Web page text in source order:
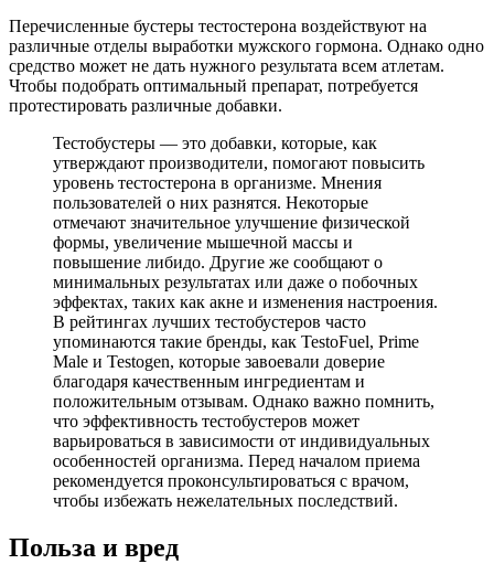
Перечисленные бустеры тестостерона воздействуют на
различные отделы выработки мужского гормона. Однако одно
средство может не дать нужного результата всем атлетам.
Чтобы подобрать оптимальный препарат, потребуется
протестировать различные добавки.
Тестобустеры — это добавки, которые, как
утверждают производители, помогают повысить
уровень тестостерона в организме. Мнения
пользователей о них разнятся. Некоторые
отмечают значительное улучшение физической
формы, увеличение мышечной массы и
повышение либидо. Другие же сообщают о
минимальных результатах или даже о побочных
эффектах, таких как акне и изменения настроения.
В рейтингах лучших тестобустеров часто
упоминаются такие бренды, как TestoFuel, Prime
Male и Testogen, которые завоевали доверие
благодаря качественным ингредиентам и
положительным отзывам. Однако важно помнить,
что эффективность тестобустеров может
варьироваться в зависимости от индивидуальных
особенностей организма. Перед началом приема
рекомендуется проконсультироваться с врачом,
чтобы избежать нежелательных последствий.
Польза и вред